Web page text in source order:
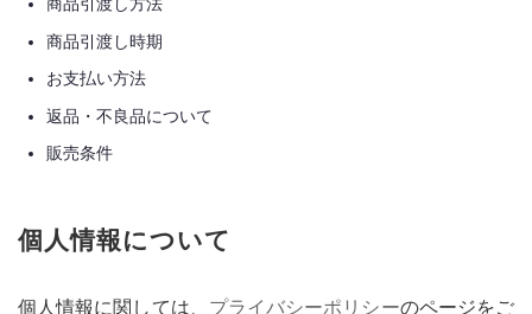
商品引渡し時期
お支払い方法
返品・不良品について
販売条件
個人情報について
個人情報に関しては、 プライバシーポリシーのページをご